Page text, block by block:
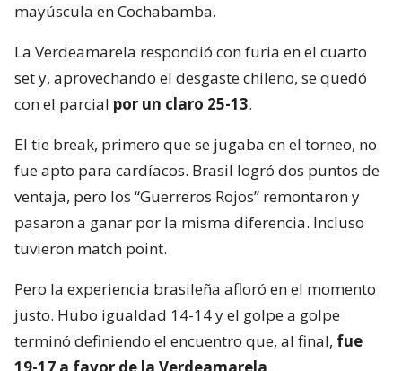
mayúscula en Cochabamba.
La Verdeamarela respondió con furia en el cuarto
set y, aprovechando el desgaste chileno, se quedó
con el parcial por un claro 25-13.
El tie break, primero que se jugaba en el torneo, no
fue apto para cardíacos. Brasil logró dos puntos de
ventaja, pero los “Guerreros Rojos” remontaron y
pasaron a ganar por la misma diferencia. Incluso
tuvieron match point.
Pero la experiencia brasileña afloró en el momento
justo. Hubo igualdad 14-14 y el golpe a golpe
terminó definiendo el encuentro que, al final, fue